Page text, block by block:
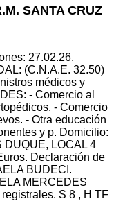
SANTA CRUZ
27.02.26.
(C.N.A.E. 32.50)
médicos y
- Comercio al
- Comercio
- Otra educación
y p. Domicilio:
LOCAL 4
Declaración de
BUDECI.
MERCEDES
S 8 , H TF